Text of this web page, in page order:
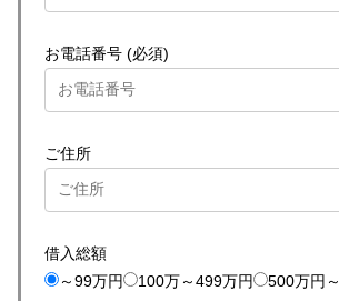
お電話番号 (必須)
ご住所
借入総額
～99万円
100万～499万円 500万円～